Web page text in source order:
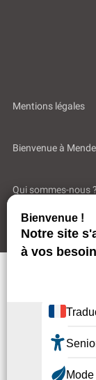
Mentions légales
Bienvenue à Mende
Qui sommes-nous ?
Aides &